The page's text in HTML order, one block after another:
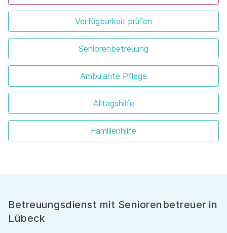
Verfügbarkeit prüfen
Seniorenbetreuung
Ambulante Pflege
Alltagshilfe
Familienhilfe
Betreuungsdienst mit Seniorenbetreuer in
Lübeck